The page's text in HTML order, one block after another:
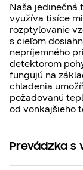
Naša jedinečná
využíva tisíce
rozptyľovanie
s cieľom
nepríjemného
detektorom
fungujú na
chladenia
požadovanú
od vonkajšieho
Prevádzka s